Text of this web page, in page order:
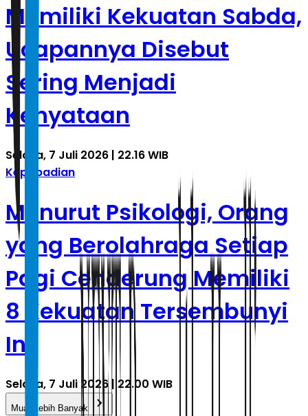
Memiliki Kekuatan Sabda,
Ucapannya Disebut
Sering Menjadi
Kenyataan
Selasa, 7 Juli 2026 | 22.16 WIB
Kepribadian
Menurut Psikologi, Orang
yang Berolahraga Setiap
Pagi Cenderung Memiliki
8 Kekuatan Tersembunyi
Ini
Selasa, 7 Juli 2026 | 22.00 WIB
Muat Lebih Banyak